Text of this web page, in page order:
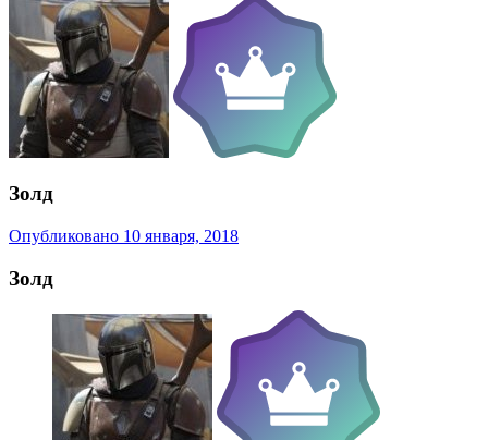
Золд
Опубликовано 10 января, 2018
Золд